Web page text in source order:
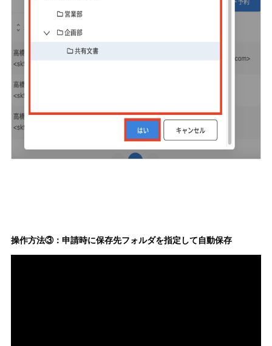
操作方法③：申請時に保存先フォルダを指定して自動保存